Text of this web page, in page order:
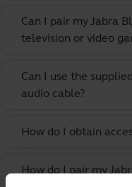
Can I pair my Jabra
television or video
Can I use the
audio cable?
How do I obtain
How do I pair my